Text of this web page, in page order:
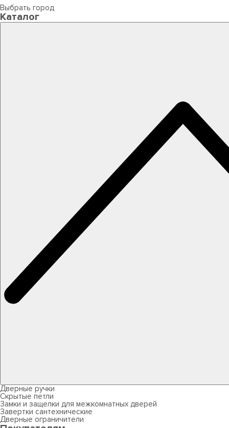
Выбрать город
Каталог
Дверные ручки
Скрытые петли
Замки и защелки для межкомнатных дверей
Завертки сантехнические
Дверные ограничители